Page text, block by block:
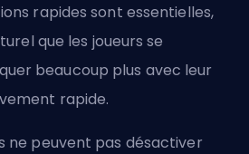
rapides sont essentielles,
que les joueurs se
beaucoup plus avec leur
rapide.
ne peuvent pas désactiver